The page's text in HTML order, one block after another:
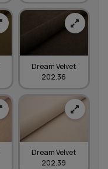
Dream Velvet
202.36
Dream Velvet
202.39